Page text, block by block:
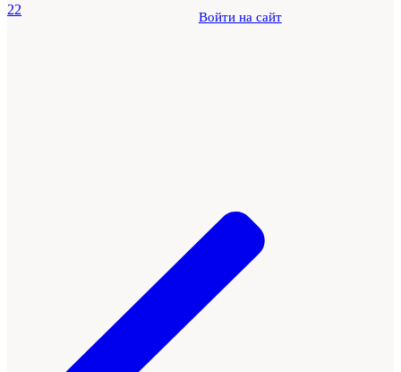
Войти на сайт
22